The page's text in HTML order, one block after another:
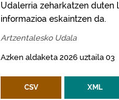
Udalerria zeharkatzen duten
informazioa eskaintzen da.
Artzentalesko Udala
Azken aldaketa 2026 uztaila 03
CSV XML